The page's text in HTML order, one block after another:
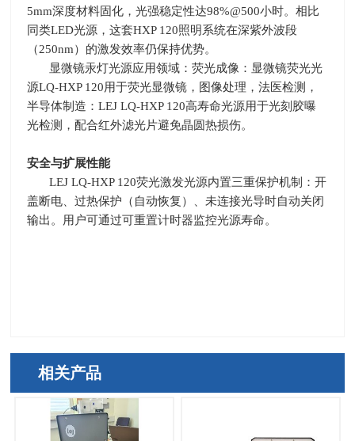
5mm深度材料固化，光强稳定性达98%@500小时。相比
同类LED光源，这套HXP 120照明系统在深紫外波段
（250nm）的激发效率仍保持优势。
显微镜汞灯光源应用领域：荧光成像：显微镜荧光光
源LQ-HXP 120用于荧光显微镜，图像处理，法医检测，
半导体制造：LEJ LQ-HXP 120高寿命光源用于光刻胶曝
光检测，配合红外滤光片避免晶圆热损伤。
安全与扩展性能
LEJ LQ-HXP 120荧光激发光源内置三重保护机制：开
盖断电、过热保护（自动恢复）、未连接光导时自动关闭
输出。用户可通过可重置计时器监控光源寿命。
相关产品